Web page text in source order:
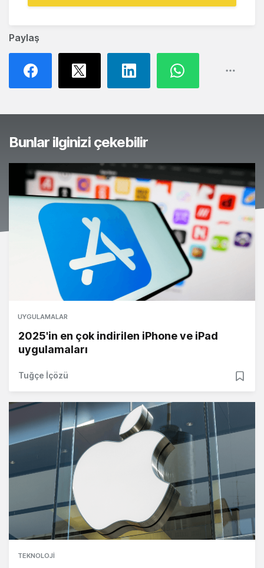
Paylaş
Bunlar ilginizi çekebilir
UYGULAMALAR
2025'in en çok indirilen iPhone ve iPad
uygulamaları
Tuğçe İçözü
TEKNOLOJI